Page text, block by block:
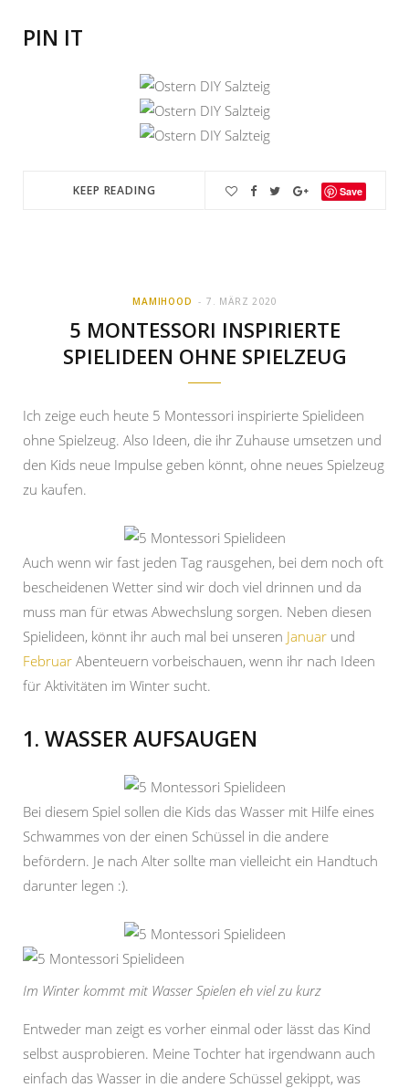
PIN IT
KEEP READING Save
MAMIHOOD 7. MÄRZ 2020
5 MONTESSORI INSPIRIERTE
SPIELIDEEN OHNE SPIELZEUG
Ich zeige euch heute 5 Montessori inspirierte Spielideen
ohne Spielzeug. Also Ideen, die ihr Zuhause umsetzen und
den Kids neue Impulse geben könnt, ohne neues Spielzeug
zu kaufen.
Auch wenn wir fast jeden Tag rausgehen, bei dem noch oft
bescheidenen Wetter sind wir doch viel drinnen und da
muss man für etwas Abwechslung sorgen. Neben diesen
Spielideen, könnt ihr auch mal bei unseren Januar und
Februar Abenteuern vorbeischauen, wenn ihr nach Ideen
für Aktivitäten im Winter sucht.
1. WASSER AUFSAUGEN
Bei diesem Spiel sollen die Kids das Wasser mit Hilfe eines
Schwammes von der einen Schüssel in die andere
befördern. Je nach Alter sollte man vielleicht ein Handtuch
darunter legen :).
Im Winter kommt mit Wasser Spielen eh viel zu kurz
Entweder man zeigt es vorher einmal oder lässt das Kind
selbst ausprobieren. Meine Tochter hat irgendwann auch
einfach das Wasser in die andere Schüssel gekippt, was